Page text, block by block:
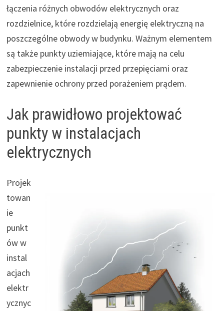
łączenia różnych obwodów elektrycznych oraz
rozdzielnice, które rozdzielają energię elektryczną na
poszczególne obwody w budynku. Ważnym elementem
są także punkty uziemiające, które mają na celu
zabezpieczenie instalacji przed przepięciami oraz
zapewnienie ochrony przed porażeniem prądem.
Jak prawidłowo projektować
punkty w instalacjach
elektrycznych
Projek
towan
ie
punkt
ów w
instal
acjach
elektr
ycznyc